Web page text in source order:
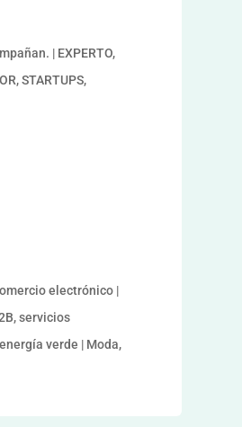
| EXPERTO,
STARTUPS,
electrónico |
servicios
verde | Moda,